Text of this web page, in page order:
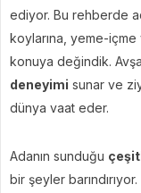
ediyor. Bu rehberde
koylarına, yeme-
konuya değindik. Avşa
deneyimi sunar ve
dünya vaat eder.
Adanın sunduğu
bir şeyler